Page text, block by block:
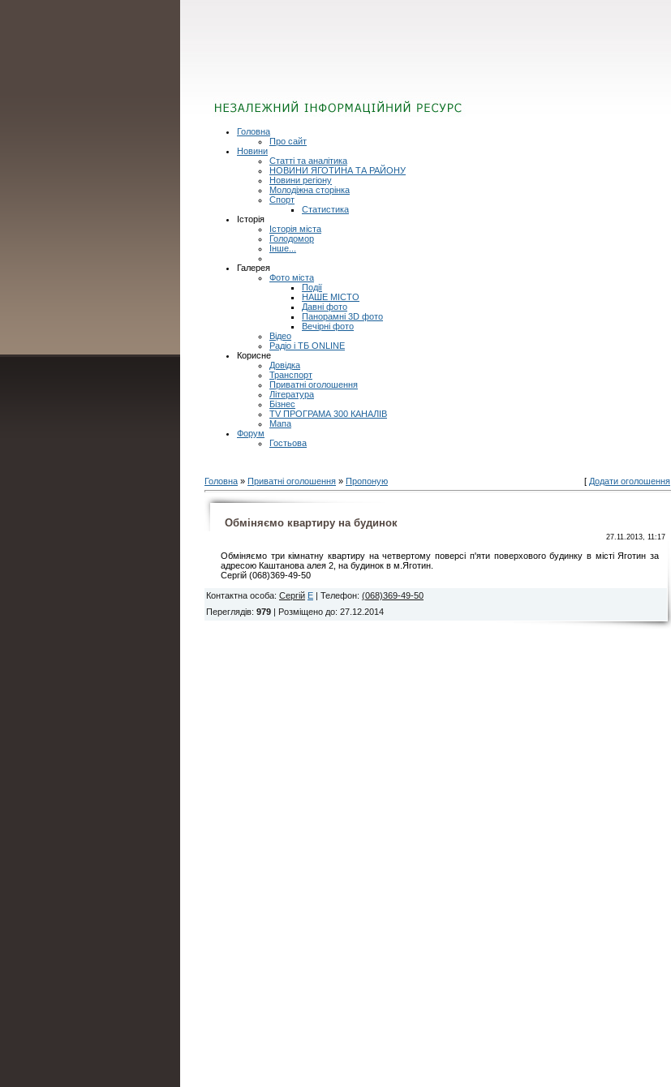
Головна
Про сайт
Новини
Статті та аналітика
НОВИНИ ЯГОТИНА ТА РАЙОНУ
Новини регіону
Молодіжна сторінка
Спорт
Статистика
Історія
Історія міста
Голодомор
Інше...
Галерея
Фото міста
Події
НАШЕ МІСТО
Давні фото
Панорамні 3D фото
Вечірні фото
Відео
Радіо і ТБ ONLINE
Корисне
Довідка
Транспорт
Приватні оголошення
Література
Бізнес
TV ПРОГРАМА 300 КАНАЛІВ
Мапа
Форум
Гостьова
Головна » Приватні оголошення » Пропоную [ Додати оголошення
Обміняємо квартиру на будинок
27.11.2013, 11:17
Обміняємо три кімнатну квартиру на четвертому поверсі п'яти поверхового будинку в місті Яготин за
адресою Каштанова алея 2, на будинок в м.Яготин.
Сергій (068)369-49-50
Контактна особа: Сергій E Телефон: (068)369-49-50
Переглядів: 979 Розміщено до: 27.12.2014